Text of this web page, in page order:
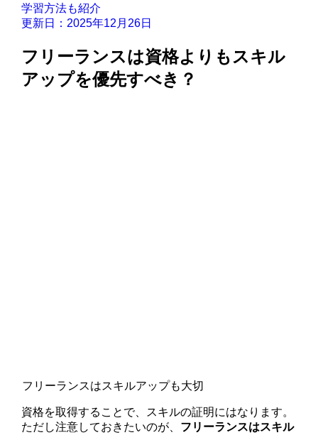
学習方法も紹介
更新日：2025年12月26日
フリーランスは資格よりもスキル
アップを優先すべき？
フリーランスはスキルアップも大切
資格を取得することで、スキルの証明にはなります。
ただし注意しておきたいのが、 フリーランスはスキル